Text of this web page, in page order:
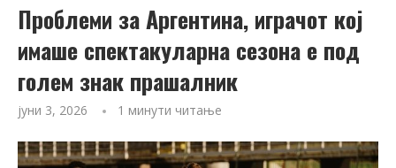
Проблеми за Аргентина, играчот кој
имаше спектакуларна сезона е под
голем знак прашалник
јуни 3, 2026 1 минути читање